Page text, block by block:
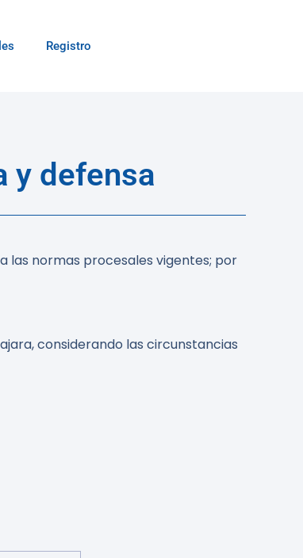
Registro
y defensa
las normas procesales vigentes; por
considerando las circunstancias